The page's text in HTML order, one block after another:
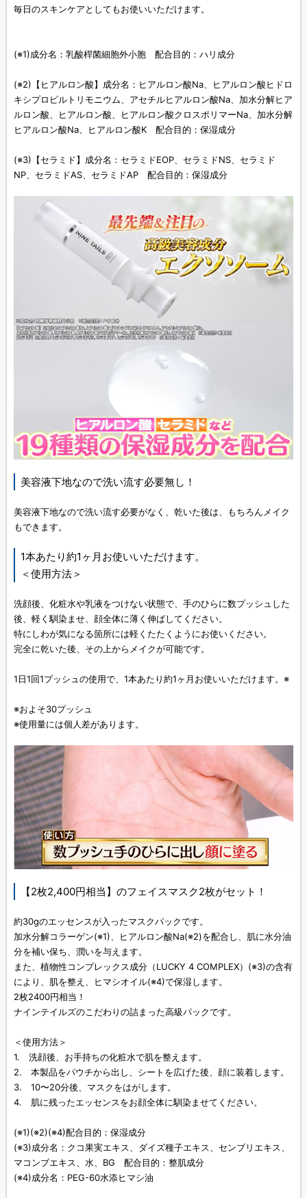
毎日のスキンケアとしてもお使いいただけます。
(※1)成分名：乳酸桿菌細胞外小胞 配合目的：ハリ成分
(※2)【ヒアルロン酸】成分名：ヒアルロン酸Na、ヒアルロン酸ヒドロ
キシプロピルトリモニウム、アセチルヒアルロン酸Na、加水分解ヒア
ルロン酸、ヒアルロン酸、ヒアルロン酸クロスポリマーNa、加水分解
ヒアルロン酸Na、ヒアルロン酸K 配合目的：保湿成分
(※3)【セラミド】成分名：セラミドEOP、セラミドNS、セラミド
NP、セラミドAS、セラミドAP 配合目的：保湿成分
美容液下地なので洗い流す必要無し！
美容液下地なので洗い流す必要がなく、乾いた後は、もちろんメイク
もできます。
1本あたり約1ヶ月お使いいただけます。
＜使用方法＞
洗顔後、化粧水や乳液をつけない状態で、手のひらに数プッシュした
後、軽く馴染ませ、顔全体に薄く伸ばしてください。
特にしわが気になる箇所には軽くたたくようにお使いください。
完全に乾いた後、その上からメイクが可能です。
1日1回1プッシュの使用で、1本あたり約1ヶ月お使いいただけます。※
※およそ30プッシュ
※使用量には個人差があります。
【2枚2,400円相当】のフェイスマスク2枚がセット！
約30gのエッセンスが入ったマスクパックです。
加水分解コラーゲン(※1)、ヒアルロン酸Na(※2)を配合し、肌に水分油
分を補い保ち、潤いを与えます。
また、植物性コンプレックス成分（LUCKY 4 COMPLEX）(※3)の含有
により、肌を整え、ヒマシオイル(※4)で保湿します。
2枚2400円相当！
ナインテイルズのこだわりの詰まった高級パックです。
＜使用方法＞
1. 洗顔後、お手持ちの化粧水で肌を整えます。
2. 本製品をパウチから出し、シートを広げた後、顔に装着します。
3. 10〜20分後、マスクをはがします。
4. 肌に残ったエッセンスをお顔全体に馴染ませてください。
(※1)(※2)(※4)配合目的：保湿成分
(※3)成分名：クコ果実エキス、ダイズ種子エキス、センブリエキス、
マコンブエキス、水、BG 配合目的：整肌成分
(※4)成分名：PEG-60水添ヒマシ油